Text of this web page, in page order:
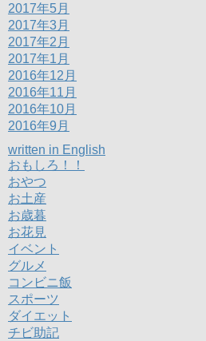
2017年5月
2017年3月
2017年2月
2017年1月
2016年12月
2016年11月
2016年10月
2016年9月
written in English
おもしろ！！
おやつ
お土産
お歳暮
お花見
イベント
グルメ
コンビニ飯
スポーツ
ダイエット
チビ助記